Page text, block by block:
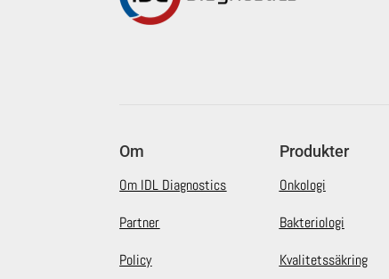
Om
Om IDL Diagnostics
Partner
Policy
Produkter
Onkologi
Bakteriologi
Kvalitetssäkring